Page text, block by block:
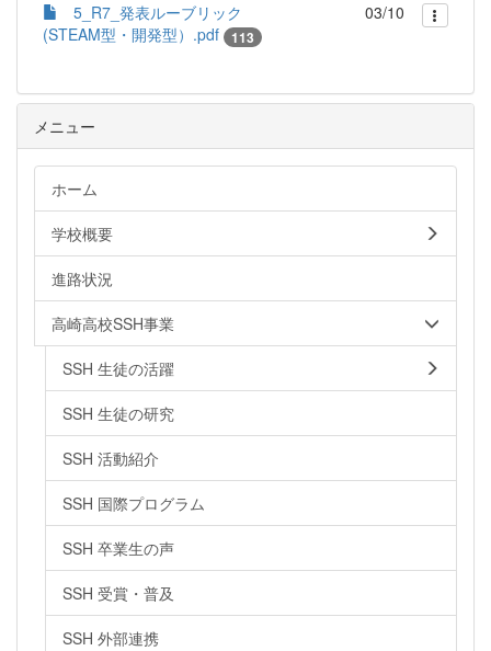
5_R7_発表ルーブリック
(STEAM型・開発型）.pdf
113
03/10
メニュー
ホーム
学校概要
進路状況
高崎高校SSH事業
SSH 生徒の活躍
SSH 生徒の研究
SSH 活動紹介
SSH 国際プログラム
SSH 卒業生の声
SSH 受賞・普及
SSH 外部連携